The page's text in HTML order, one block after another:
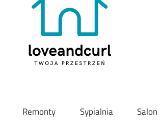
Remonty Sypialnia Salon